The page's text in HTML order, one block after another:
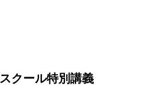
クール特別講義